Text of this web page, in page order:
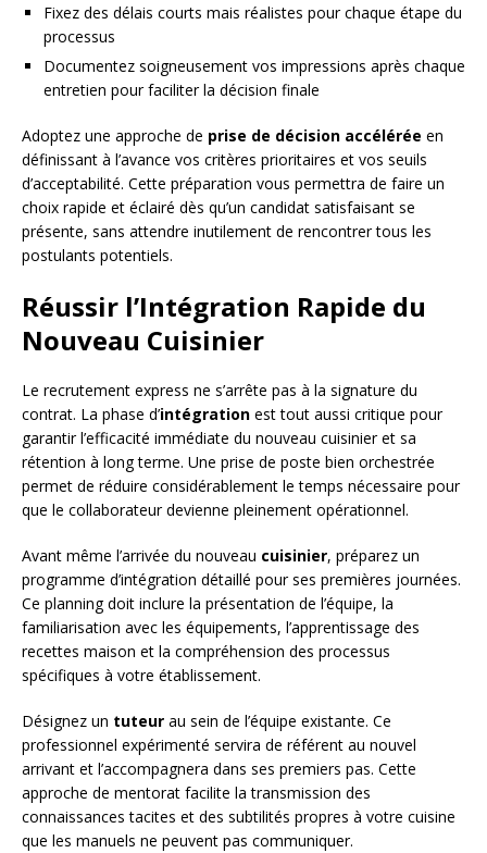
Fixez des délais courts mais réalistes pour chaque étape du
processus
Documentez soigneusement vos impressions après chaque
entretien pour faciliter la décision finale
Adoptez une approche de prise de décision accélérée en
définissant à l’avance vos critères prioritaires et vos seuils
d’acceptabilité. Cette préparation vous permettra de faire un
choix rapide et éclairé dès qu’un candidat satisfaisant se
présente, sans attendre inutilement de rencontrer tous les
postulants potentiels.
Réussir l’Intégration Rapide du
Nouveau Cuisinier
Le recrutement express ne s’arrête pas à la signature du
contrat. La phase d’intégration est tout aussi critique pour
garantir l’efficacité immédiate du nouveau cuisinier et sa
rétention à long terme. Une prise de poste bien orchestrée
permet de réduire considérablement le temps nécessaire pour
que le collaborateur devienne pleinement opérationnel.
Avant même l’arrivée du nouveau cuisinier, préparez un
programme d’intégration détaillé pour ses premières journées.
Ce planning doit inclure la présentation de l’équipe, la
familiarisation avec les équipements, l’apprentissage des
recettes maison et la compréhension des processus
spécifiques à votre établissement.
Désignez un tuteur au sein de l’équipe existante. Ce
professionnel expérimenté servira de référent au nouvel
arrivant et l’accompagnera dans ses premiers pas. Cette
approche de mentorat facilite la transmission des
connaissances tacites et des subtilités propres à votre cuisine
que les manuels ne peuvent pas communiquer.